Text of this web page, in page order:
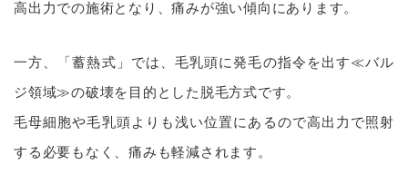
高出力での施術となり、痛みが強い傾向にあります。
一方、「蓄熱式」では、毛乳頭に発毛の指令を出す≪バル
ジ領域≫の破壊を目的とした脱毛方式です。
毛母細胞や毛乳頭よりも浅い位置にあるので高出力で照射
する必要もなく、痛みも軽減されます。